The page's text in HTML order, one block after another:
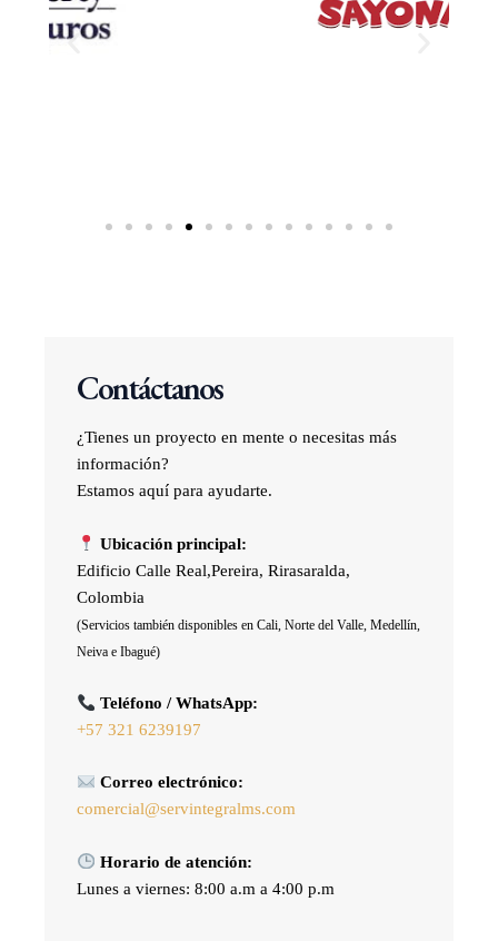
Contáctanos
¿Tienes un proyecto en mente o necesitas más
información?
Estamos aquí para ayudarte.
Ubicación principal:
Edificio Calle Real,Pereira, Rirasaralda,
Colombia
(Servicios también disponibles en Cali, Norte del Valle, Medellín,
Neiva e Ibagué)
Teléfono / WhatsApp:
+57 321 6239197
Correo electrónico:
comercial@servintegralms.com
Horario de atención:
Lunes a viernes: 8:00 a.m a 4:00 p.m